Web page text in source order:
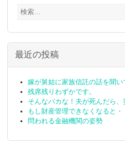
検
最近の投稿
嫁が舅姑に家族信託の話を聞
残席残りわずかです。
そんなバカな！夫が死んだら
もし財産管理できなくなると
問われる金融機関の姿勢